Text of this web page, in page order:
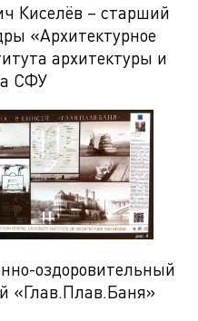
Киселёв – старший
«Архитектурное
архитектуры и
СФУ
оздоровительный
«Глав.Плав.Баня»